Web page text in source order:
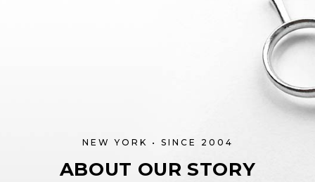
NEW YORK • SINCE 2004
ABOUT OUR STORY